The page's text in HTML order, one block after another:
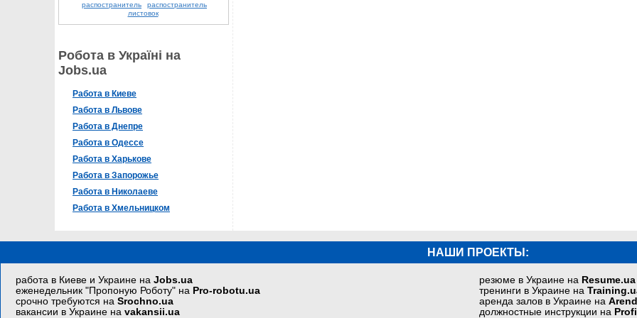
распостранитель
распостранитель
листовок
Робота в Україні на
Jobs.ua
Работа в Киеве
Работа в Львове
Работа в Днепре
Работа в Одессе
Работа в Харькове
Работа в Запорожье
Работа в Николаеве
Работа в Хмельницком
НАШИ ПРОЕКТЫ:
работа в Киеве и Украине наJobs.ua
еженедельник "Пропоную Роботу" на Pro-robotu.ua
срочно требуются наSrochno.ua
вакансии в Украине наvakansii.ua
резюме в Украине на Resume.ua
тренинги в Украине на
аренда залов в Украине на
должностные инструкции на